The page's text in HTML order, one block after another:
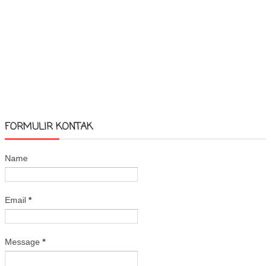
FORMULIR KONTAK
Name
Email *
Message *